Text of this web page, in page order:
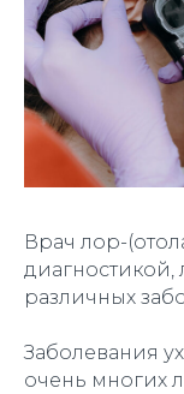
Врач лор-
различных
Заболевания
очень многих